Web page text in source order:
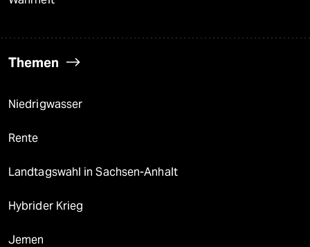
Themen
Niedrigwasser
Rente
Landtagswahl in Sachsen-Anhalt
Hybrider Krieg
Jemen